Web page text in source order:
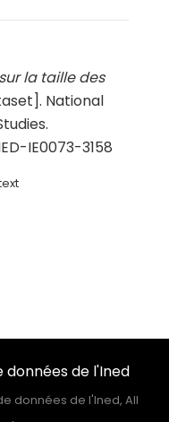
la taille des
National
IE0073-3158
de l'Ined
données de l'Ined, All